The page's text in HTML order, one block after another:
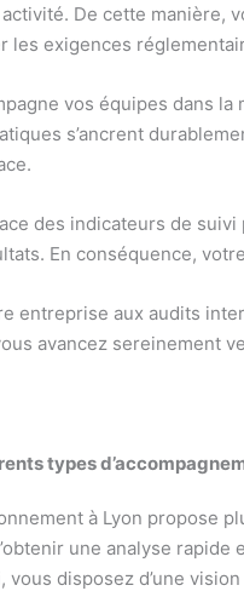
De cette manière,
les exigences
vos équipes dans
s’ancrent
des indicateurs de
En conséquence,
entreprise aux audits
avancez sereinement
types
à Lyon propose
une analyse
vous disposez d’une